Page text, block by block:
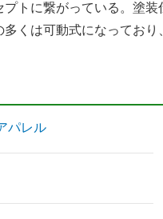
トに繋がっている。塗
くは可動式になっており
パレル